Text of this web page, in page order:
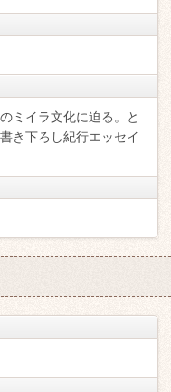
ミイラ文化に迫る。と
き下ろし紀行エッセイ